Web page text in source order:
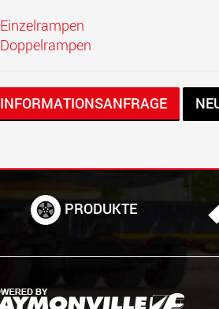
Einzelrampen
Doppelrampen
INFORMATIONSANFRAGE
PRODUKTE